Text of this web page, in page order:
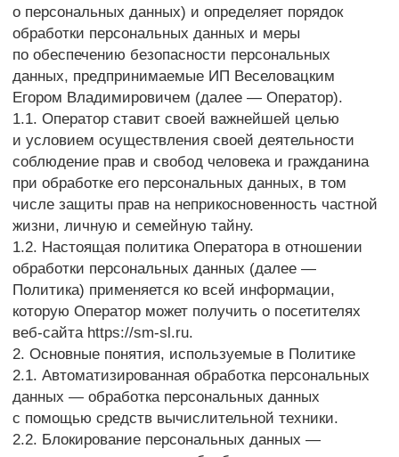
при обработке его персональных данных, в том
числе защиты прав на неприкосновенность частной
жизни, личную и семейную тайну.
1.2. Настоящая политика Оператора в отношении
обработки персональных данных (далее —
Политика) применяется ко всей информации,
которую Оператор может получить о посетителях
веб-сайта https://sm-sl.ru.
2. Основные понятия, используемые в Политике
2.1. Автоматизированная обработка персональных
данных — обработка персональных данных
с помощью средств вычислительной техники.
2.2. Блокирование персональных данных —
временное прекращение обработки персональных
данных (за исключением случаев, если обработка
необходима для уточнения персональных данных).
2.3. Веб-сайт — совокупность графических
и информационных материалов, а также программ
для ЭВМ и баз данных, обеспечивающих
их доступность в сети интернет по сетевому
адресу https://sm-sl.ru.
2.4. Информационная система персональных
данных — совокупность содержащихся в базах
данных персональных данных и обеспечивающих
их обработку информационных технологий
и технических средств.
2.5. Обезличивание персональных данных —
действия, в результате которых невозможно
определить без использования дополнительной
информации принадлежность персональных данных